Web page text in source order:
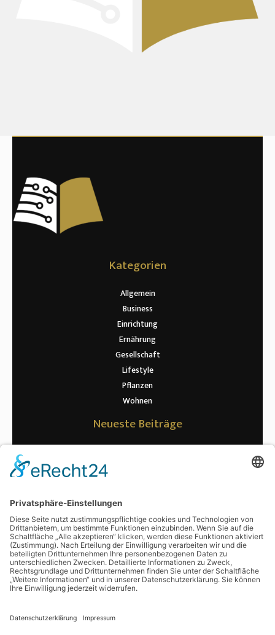
Kategorien
Allgemein
Business
Einrichtung
Ernährung
Gesellschaft
Lifestyle
Pflanzen
Wohnen
Neueste Beiträge
Warum die richtige Riemenspannung für Maschinen so wichtig ist
Wenn kurze Wege zur Datenpannen führen: Was Rechenzentren bei
Erwartung vs. Realität: Was nach der Kryolipolyse wirklich passiert
Von Polarlichtern bis Safari: Unvergessliche Abenteuer warten auf
Sie
Schlagwörter
digitalisieren